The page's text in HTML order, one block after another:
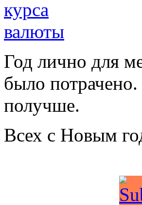
Год лично для
было
получше.
Всех с Новым